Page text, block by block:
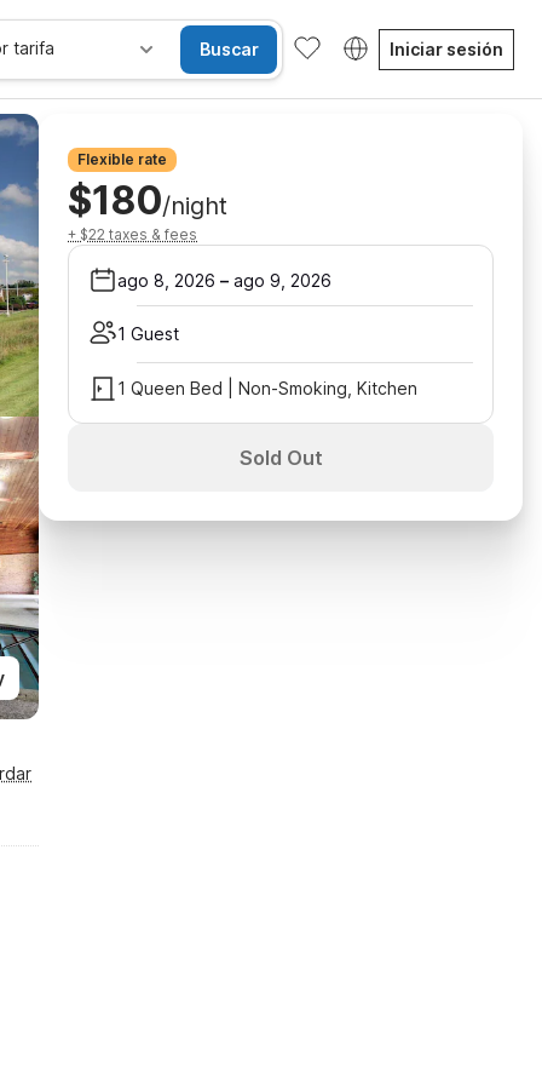
tarifa Buscar Iniciar sesión
Flexible rate
$180/night
+ $22 taxes & fees
ago 8, 2026 – ago 9, 2026
1 Guest
1 Queen Bed | Non-Smoking, Kitchen
Sold Out